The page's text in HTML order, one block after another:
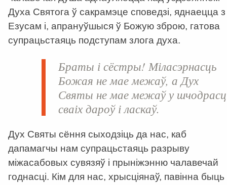
Духа Святога ў сакрамэце споведзі, яднаецца з
Езусам і, апрануўшыся ў Божую зброю, гатова
супрацьстаяць подступам злога духа.
Браты і сёстры! Міласэрнасць
Божая не мае межаў, а Дух
Святы не мае межаў у
сваіх дароў і ласкаў.
Дух Святы сёння сыходзіць да нас, каб
дапамагчы нам супрацьстаяць разрыву
міжасабовых сувязяў і прыніжэнню чалавечай
годнасці. Кім для нас, хрысціянаў, павінна быць